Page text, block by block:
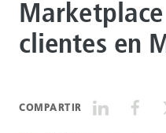
de prensa
clientes en
COMPARTIR